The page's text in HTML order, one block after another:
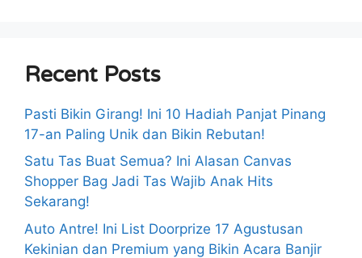
Recent Posts
Pasti Bikin Girang! Ini 10 Hadiah Panjat Pinang
17-an Paling Unik dan Bikin Rebutan!
Satu Tas Buat Semua? Ini Alasan Canvas
Shopper Bag Jadi Tas Wajib Anak Hits
Sekarang!
Auto Antre! Ini List Doorprize 17 Agustusan
Kekinian dan Premium yang Bikin Acara Banjir